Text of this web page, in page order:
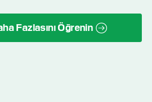
Fazlasını Öğrenin